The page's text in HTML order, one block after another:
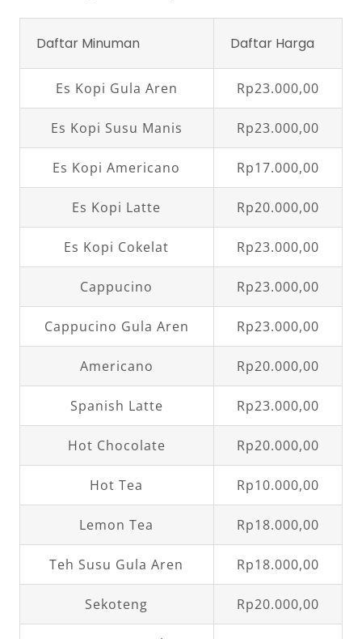
Daftar Minuman Daftar Harga
Es Kopi Gula Aren Rp23.000,00
Es Kopi Susu Manis Rp23.000,00
Es Kopi Americano Rp17.000,00
Es Kopi Latte Rp20.000,00
Es Kopi Cokelat Rp23.000,00
Cappucino Rp23.000,00
Cappucino Gula Aren Rp23.000,00
Americano Rp20.000,00
Spanish Latte Rp23.000,00
Hot Chocolate Rp20.000,00
Hot Tea Rp10.000,00
Lemon Tea Rp18.000,00
Teh Susu Gula Aren Rp18.000,00
Sekoteng Rp20.000,00